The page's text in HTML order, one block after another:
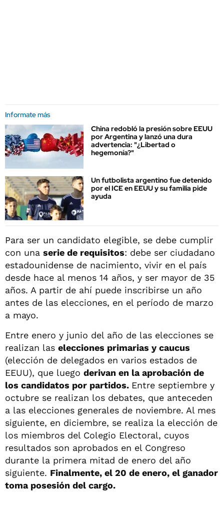
Informate más
China redobló la presión sobre EEUU
por Argentina y lanzó una dura
advertencia: "¿Libertad o
hegemonía?"
Un futbolista argentino fue detenido
por el ICE en EEUU y su familia pide
ayuda
Para ser un candidato elegible, se debe cumplir
con una serie de requisitos: debe ser ciudadano
estadounidense de nacimiento, vivir en el país
desde hace al menos 14 años, y ser mayor de 35
años. A partir de ahí puede inscribirse un año
antes de las elecciones, en el período de marzo
a mayo.
Entre enero y junio del año de las elecciones se
realizan las elecciones primarias y caucus
(elección de delegados en varios estados de
EEUU), que luego derivan en la aprobación de
los candidatos por partidos. Entre septiembre y
octubre se realizan los debates, que anteceden
a las elecciones generales de noviembre. Al mes
siguiente, en diciembre, se realiza la elección de
los miembros del Colegio Electoral, cuyos
resultados son aprobados en el Congreso
durante la primera mitad de enero del año
siguiente. Finalmente, el 20 de enero, el ganador
toma posesión del cargo.